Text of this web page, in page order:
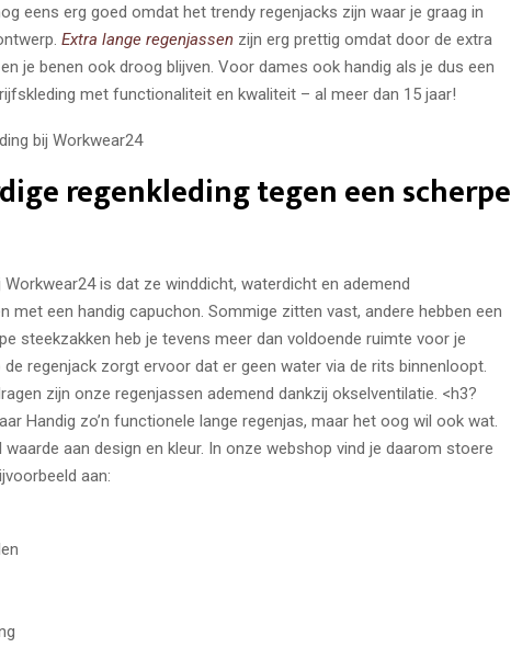
eens erg goed omdat het trendy regenjacks zijn waar je graag in
Extra lange regenjassen zijn erg prettig omdat door de extra
je benen ook droog blijven. Voor dames ook handig als je dus een
met functionaliteit en kwaliteit – al meer dan 15 jaar!
regenkleding tegen een scherpe
is dat ze winddicht, waterdicht en ademend
met een handig capuchon. Sommige zitten vast, andere hebben een
steekzakken heb je tevens meer dan voldoende ruimte voor je
regenjack zorgt ervoor dat er geen water via de rits binnenloopt.
zijn onze regenjassen ademend dankzij okselventilatie. <h3?
Handig zo’n functionele lange regenjas, maar het oog wil ook wat.
aan design en kleur. In onze webshop vind je daarom stoere
aan: